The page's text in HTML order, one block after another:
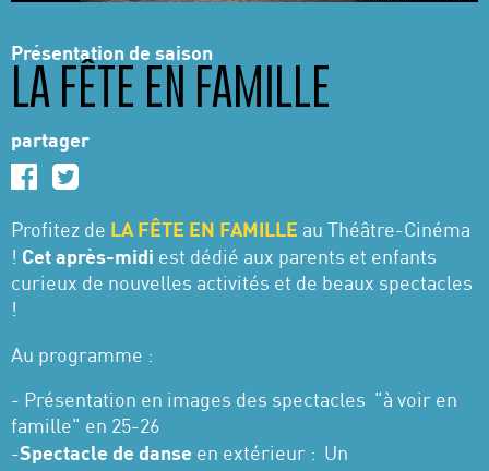
Présentation de saison
LA FÊTE EN FAMILLE
partager
Profitez de LA FÊTE EN FAMILLE au Théâtre-Cinéma
! Cet après-midi est dédié aux parents et enfants
curieux de nouvelles activités et de beaux spectacles
!
Au programme :
- Présentation en images des spectacles "à voir en
famille" en 25-26
-Spectacle de danse en extérieur : Un